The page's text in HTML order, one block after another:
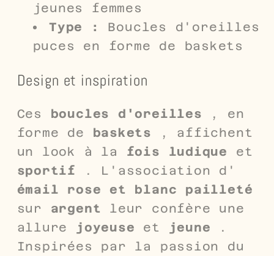
jeunes femmes
Type :
Boucles d'oreilles
puces en forme de baskets
Design et inspiration
Ces boucles d'oreilles , en
forme de baskets , affichent
un look à la fois ludique et
sportif . L'association d'
émail rose et blanc pailleté
sur argent
leur confère une
allure
joyeuse et jeune .
Inspirées par la passion du